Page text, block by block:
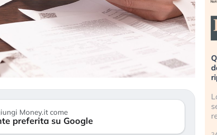
Money.it come
preferita su Google
Investitori
lo scoppio
Quando la finanza pesa più
dell’economia reale. L’America sta
ripetendo gli errori del 2008?
La ricchezza mondiale cresce, ma è
sempre più sganciata dall’economia
reale. (…)